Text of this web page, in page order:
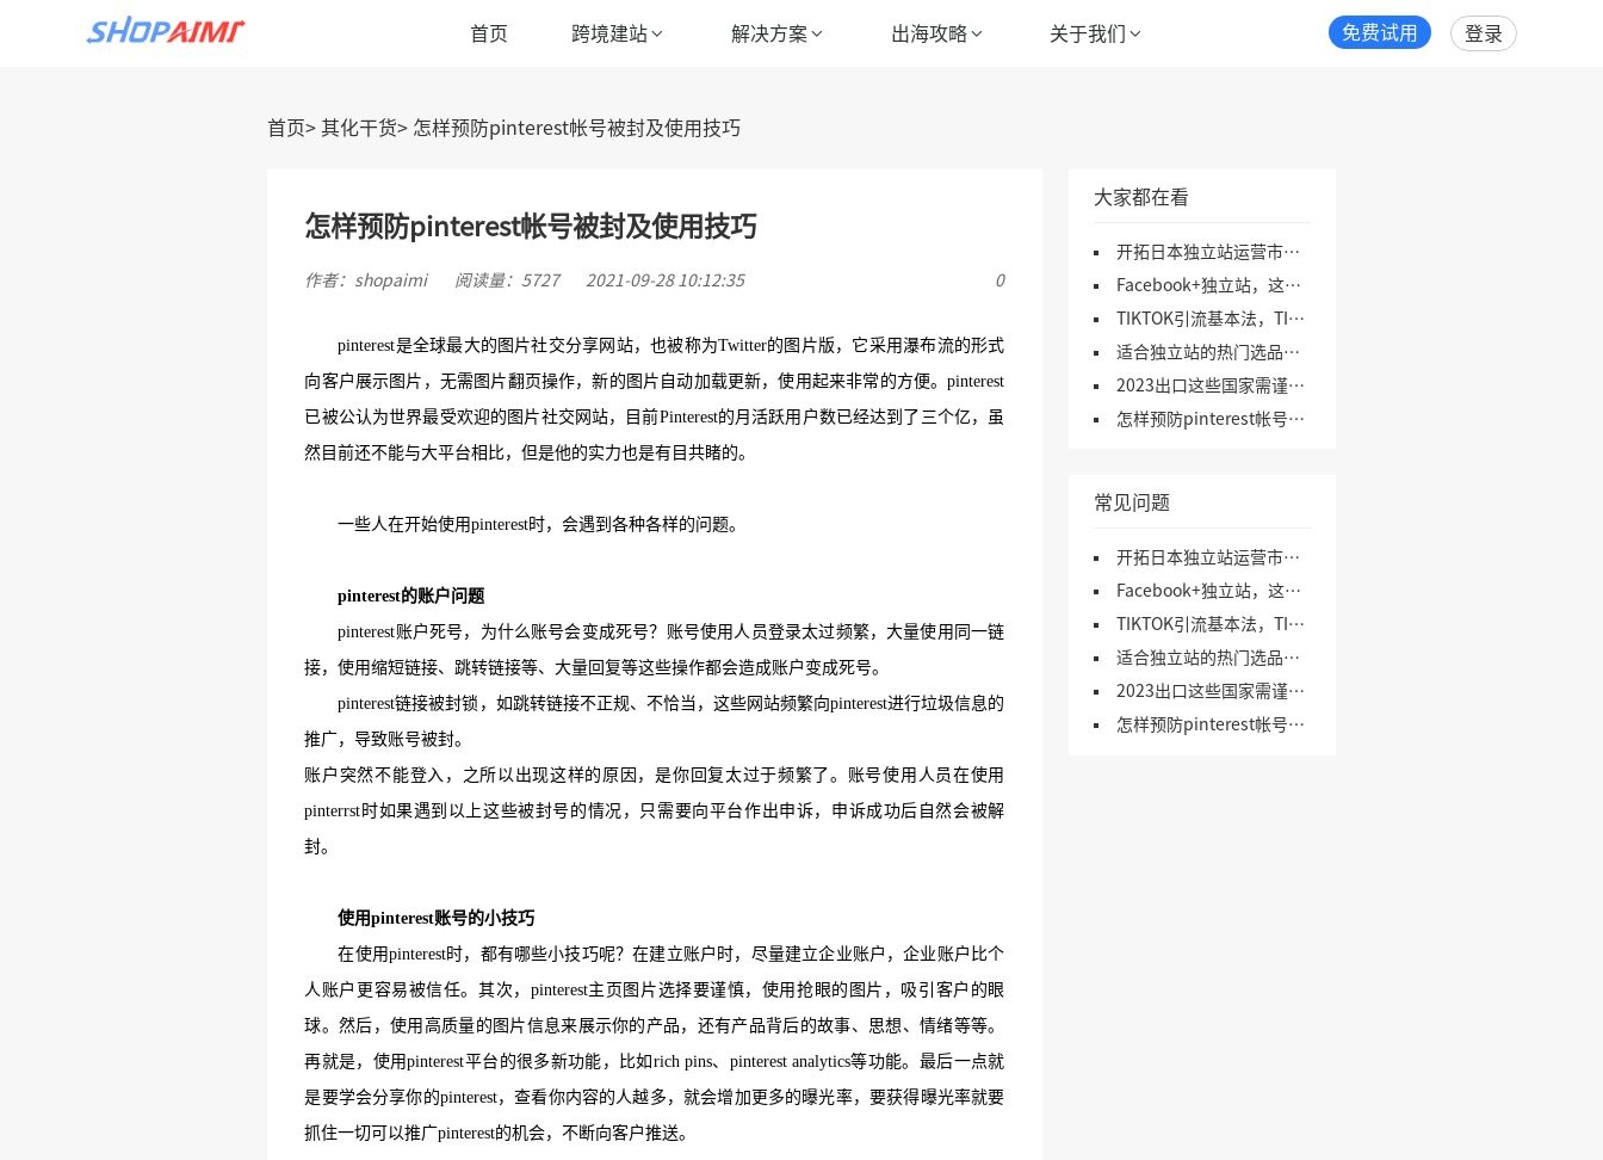
首页 跨境建站 解决方案 出海攻略 关于我们 免费试用 登录
首页 其化干货 怎样预防pinterest帐号被封及使用技巧
怎样预防pinterest帐号被封及使用技巧
作者：shopaimi 阅读量：5727 2021-09-28 10:12:35 0
pinterest是全球最大的图片社交分享网站，也被称为Twitter的图片版， 它采用瀑布流的形式
向客户展示图片，无需图片翻页操作，新的图片自动加载更新，使用起来非常的方便。pinterest
已被公认为世界最受欢迎的图片社交网站，目前Pinterest的月活跃用户数已经达到了三个亿，
虽
然目前还不能与大平台相比，但是他的实力也是有目共睹的。
一些人在开始使用pinterest时，会遇到各种各样的问题。
pinterest的账户问题
pinterest账户死号， 为什么账号会变成死号？账号使用人员登录太过频繁，大量使用同一链
接，使用缩短链接、跳转链接等、大量回复等这些操作都会造成账户 变成死号。
pinterest链接被封锁，如跳转链接不正规、 不恰当，这些网站频繁向pinterest进行垃圾信息的
推广，导致账号被封。
账户 突然不能登入， 之所以出现这样的原因，是你回复 太过于频繁了。 账号使用 人员在使用
pinterrst时如果遇到以上这些被封号的情况，只需要向平台作出申诉，申诉成功后自然会被解
封。
使用pinterest账号的小技巧
在使用pinterest时，都有哪些小技巧呢？在建立账户时，尽量建立企业账户，企业账户比个
人账户更容易被信任。其次， pinterest主页图片选择要谨慎，使用抢眼的图片，吸引客户的眼
球。然后，使用高质量的图片信息来展示你的产品，还有产品背后的故事、思想、情绪等等。
再就是，使用pinterest平台的很多新功能，比如rich pins、pinterest analytics等功能。最后一点就
是要学会分享你的pinterest，查看你内容的人越多，就会增加更多的曝光率，要获得曝光率就要
抓住一切可以推广pinterest的机会，不断向客户推送。
大家都在看
开拓日本独立站运营市场，这些网站不可错过！（1）
Facebook+独立站，这5个引流思路，你要会！
TIKTOK引流基本法，TIKTOK营销引流方法，一文了解！
适合独立站的热门选品网站合集
2023出口这些国家需谨慎！（上）
怎样预防pinterest帐号被封及使用技巧
常见问题
开拓日本独立站运营市场，这些网站不可错过！（1）
Facebook+独立站，这5个引流思路，你要会！
TIKTOK引流基本法，TIKTOK营销引流方法，一文了解！
适合独立站的热门选品网站合集
2023出口这些国家需谨慎！（上）
怎样预防pinterest帐号被封及使用技巧